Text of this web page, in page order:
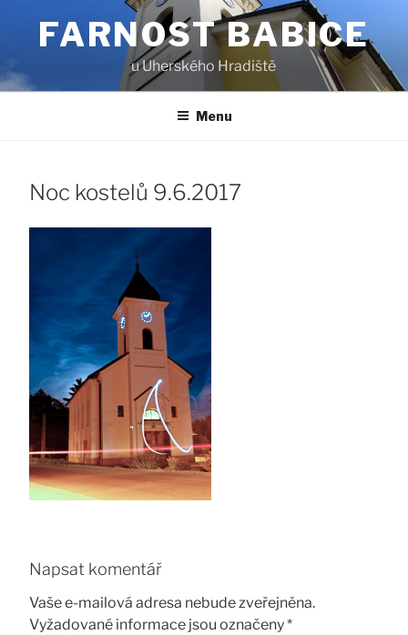
webu
FARNOST BABICE
u Uherského Hradiště
Menu
Noc kostelů 9.6.2017
Napsat komentář
Vaše e-mailová adresa nebude zveřejněna.
Vyžadované informace jsou označeny*